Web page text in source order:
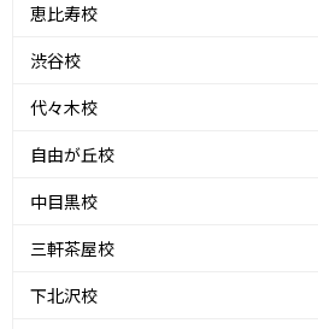
恵比寿校
渋谷校
代々木校
自由が丘校
中目黒校
三軒茶屋校
下北沢校